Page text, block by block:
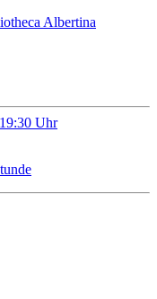
Albertina
Uhr